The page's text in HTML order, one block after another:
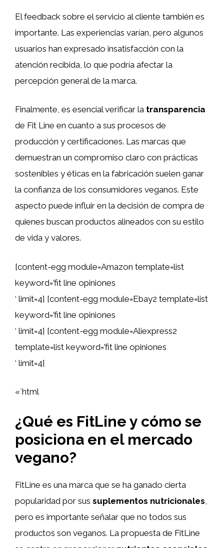
El feedback sobre el servicio al cliente también es
importante. Las experiencias varían, pero algunos
usuarios han expresado insatisfacción con la
atención recibida, lo que podría afectar la
percepción general de la marca.
Finalmente, es esencial verificar la transparencia
de Fit Line en cuanto a sus procesos de
producción y certificaciones. Las marcas que
demuestran un compromiso claro con prácticas
sostenibles y éticas en la fabricación suelen ganar
la confianza de los consumidores veganos. Este
aspecto puede influir en la decisión de compra de
quienes buscan productos alineados con su estilo
de vida y valores.
[content-egg module=Amazon template=list
keyword=’fit line opiniones
‘ limit=4] [content-egg module=Ebay2 template=list
keyword=’fit line opiniones
‘ limit=4] [content-egg module=Aliexpress2
template=list keyword=’fit line opiniones
‘ limit=4]
«`html
¿Qué es FitLine y cómo se
posiciona en el mercado
vegano?
FitLine es una marca que se ha ganado cierta
popularidad por sus suplementos nutricionales
pero es importante señalar que no todos sus
productos son veganos. La propuesta de FitLine